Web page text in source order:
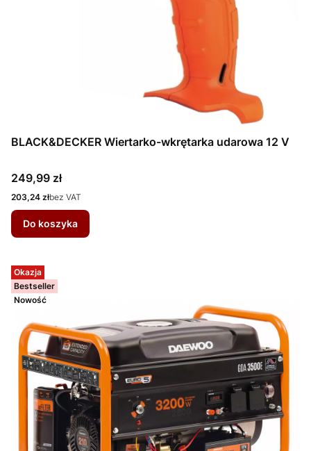
BLACK&DECKER Wiertarko-wkrętarka udarowa 12 V
Cena
249,99 zł
Cena
203,24 złbez VAT
Do koszyka
Okazja
Bestseller
Nowość